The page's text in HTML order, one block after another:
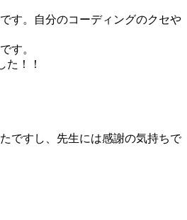
す。自分のコーディングのクセや
す。
！！
ですし、先生には感謝の気持ちで